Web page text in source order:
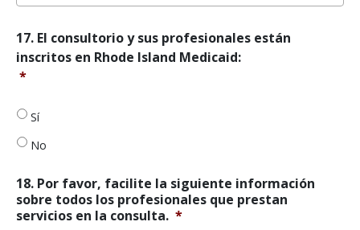
17.
El
consultorio
profesionales
están
inscritos
Rhode
Island
Medicaid: *
17. El consultorio y sus profesionales están
inscritos en Rhode Island Medicaid:
*
Sí
No
18. Por favor, facilite la siguiente información
sobre todos los profesionales que prestan
servicios en la consulta. *